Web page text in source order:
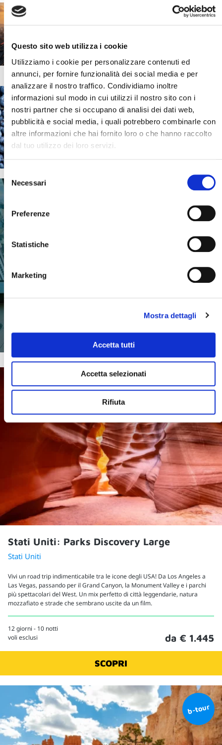
Questo sito web utilizza i cookie
Utilizziamo i cookie per personalizzare contenuti ed
annunci, per fornire funzionalità dei social media e per
analizzare il nostro traffico. Condividiamo inoltre
informazioni sul modo in cui utilizzi il nostro sito con i
nostri partner che si occupano di analisi dei dati web,
pubblicità e social media, i quali potrebbero combinarle con
altre informazioni che hai fornito loro o che hanno raccolto
dal tuo utilizzo dei loro servizi.
delNecessari
Preferenze
Statistiche
Marketing
Mostra dettagli
Accetta tutti
Accetta selezionati
Rifiuta
Corea del Sud e CoreaTour
Jeonju cosa vedere e quali
25 Marzo 2026
Chi siamo e cosa facciamo
Scopri il mondo Blueberry e tutte le
persone che ne fanno parte
Stati Uniti: Parks Discovery Large
Stati Uniti
Vivi un road trip indimenticabile tra le icone degli USA! Da Los Angeles a
Las Vegas, passando per il Grand Canyon, la Monument Valley e i parchi
più spettacolari del West. Un mix perfetto di città leggendarie, natura
mozzafiato e strade che sembrano uscite da un film.
12 giorni - 10 notti
voli esclusi
da € 1.445
SCOPRI